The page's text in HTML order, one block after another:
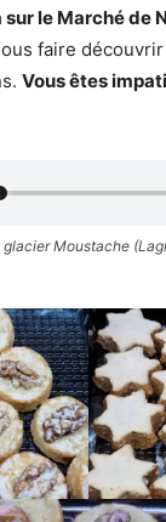
le Marché de
faire
Vous êtes
glacier Moustache